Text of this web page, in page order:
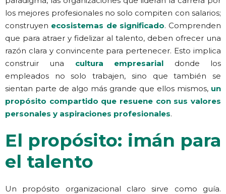
los mejores profesionales no solo compiten con salarios;
construyen ecosistemas de significado. Comprenden
que para atraer y fidelizar al talento, deben ofrecer una
razón clara y convincente para pertenecer. Esto implica
construir una cultura empresarial donde los
empleados no solo trabajen, sino que también se
sientan parte de algo más grande que ellos mismos, un
propósito compartido que resuene con sus valores
personales y aspiraciones profesionales.
El propósito: imán para
el talento
Un propósito organizacional claro sirve como guía.